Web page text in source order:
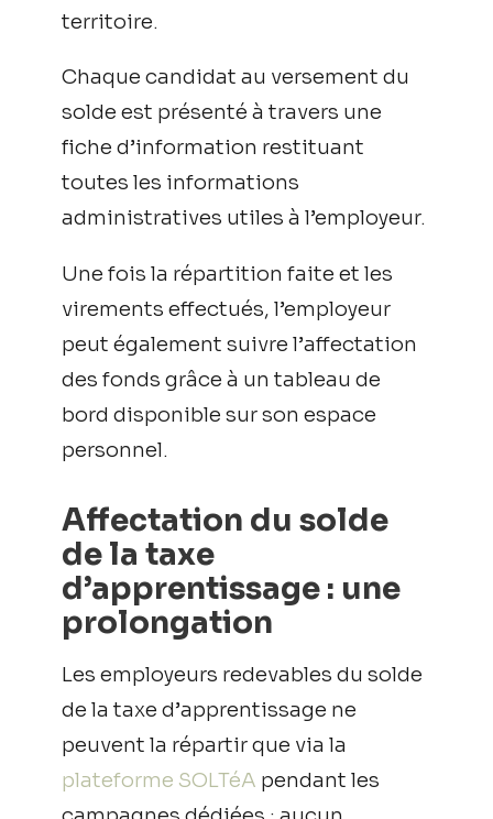
territoire.
Chaque candidat au versement du
solde est présenté à travers une
fiche d’information restituant
toutes les informations
administratives utiles à l’employeur.
Une fois la répartition faite et les
virements effectués, l’employeur
peut également suivre l’affectation
des fonds grâce à un tableau de
bord disponible sur son espace
personnel.
Affectation du solde
de la taxe
d’apprentissage : une
prolongation
Les employeurs redevables du solde
de la taxe d’apprentissage ne
peuvent la répartir que via la
plateforme SOLTéA pendant les